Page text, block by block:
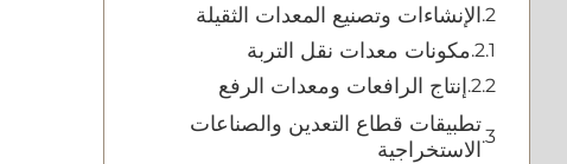
الإنشاءات وتصنيع المعدات الثقيلة
مكونات معدات نقل التربة
إنتاج الرافعات ومعدات الرفع
تطبيقات قطاع التعدين والصناعات
الاستخراجية